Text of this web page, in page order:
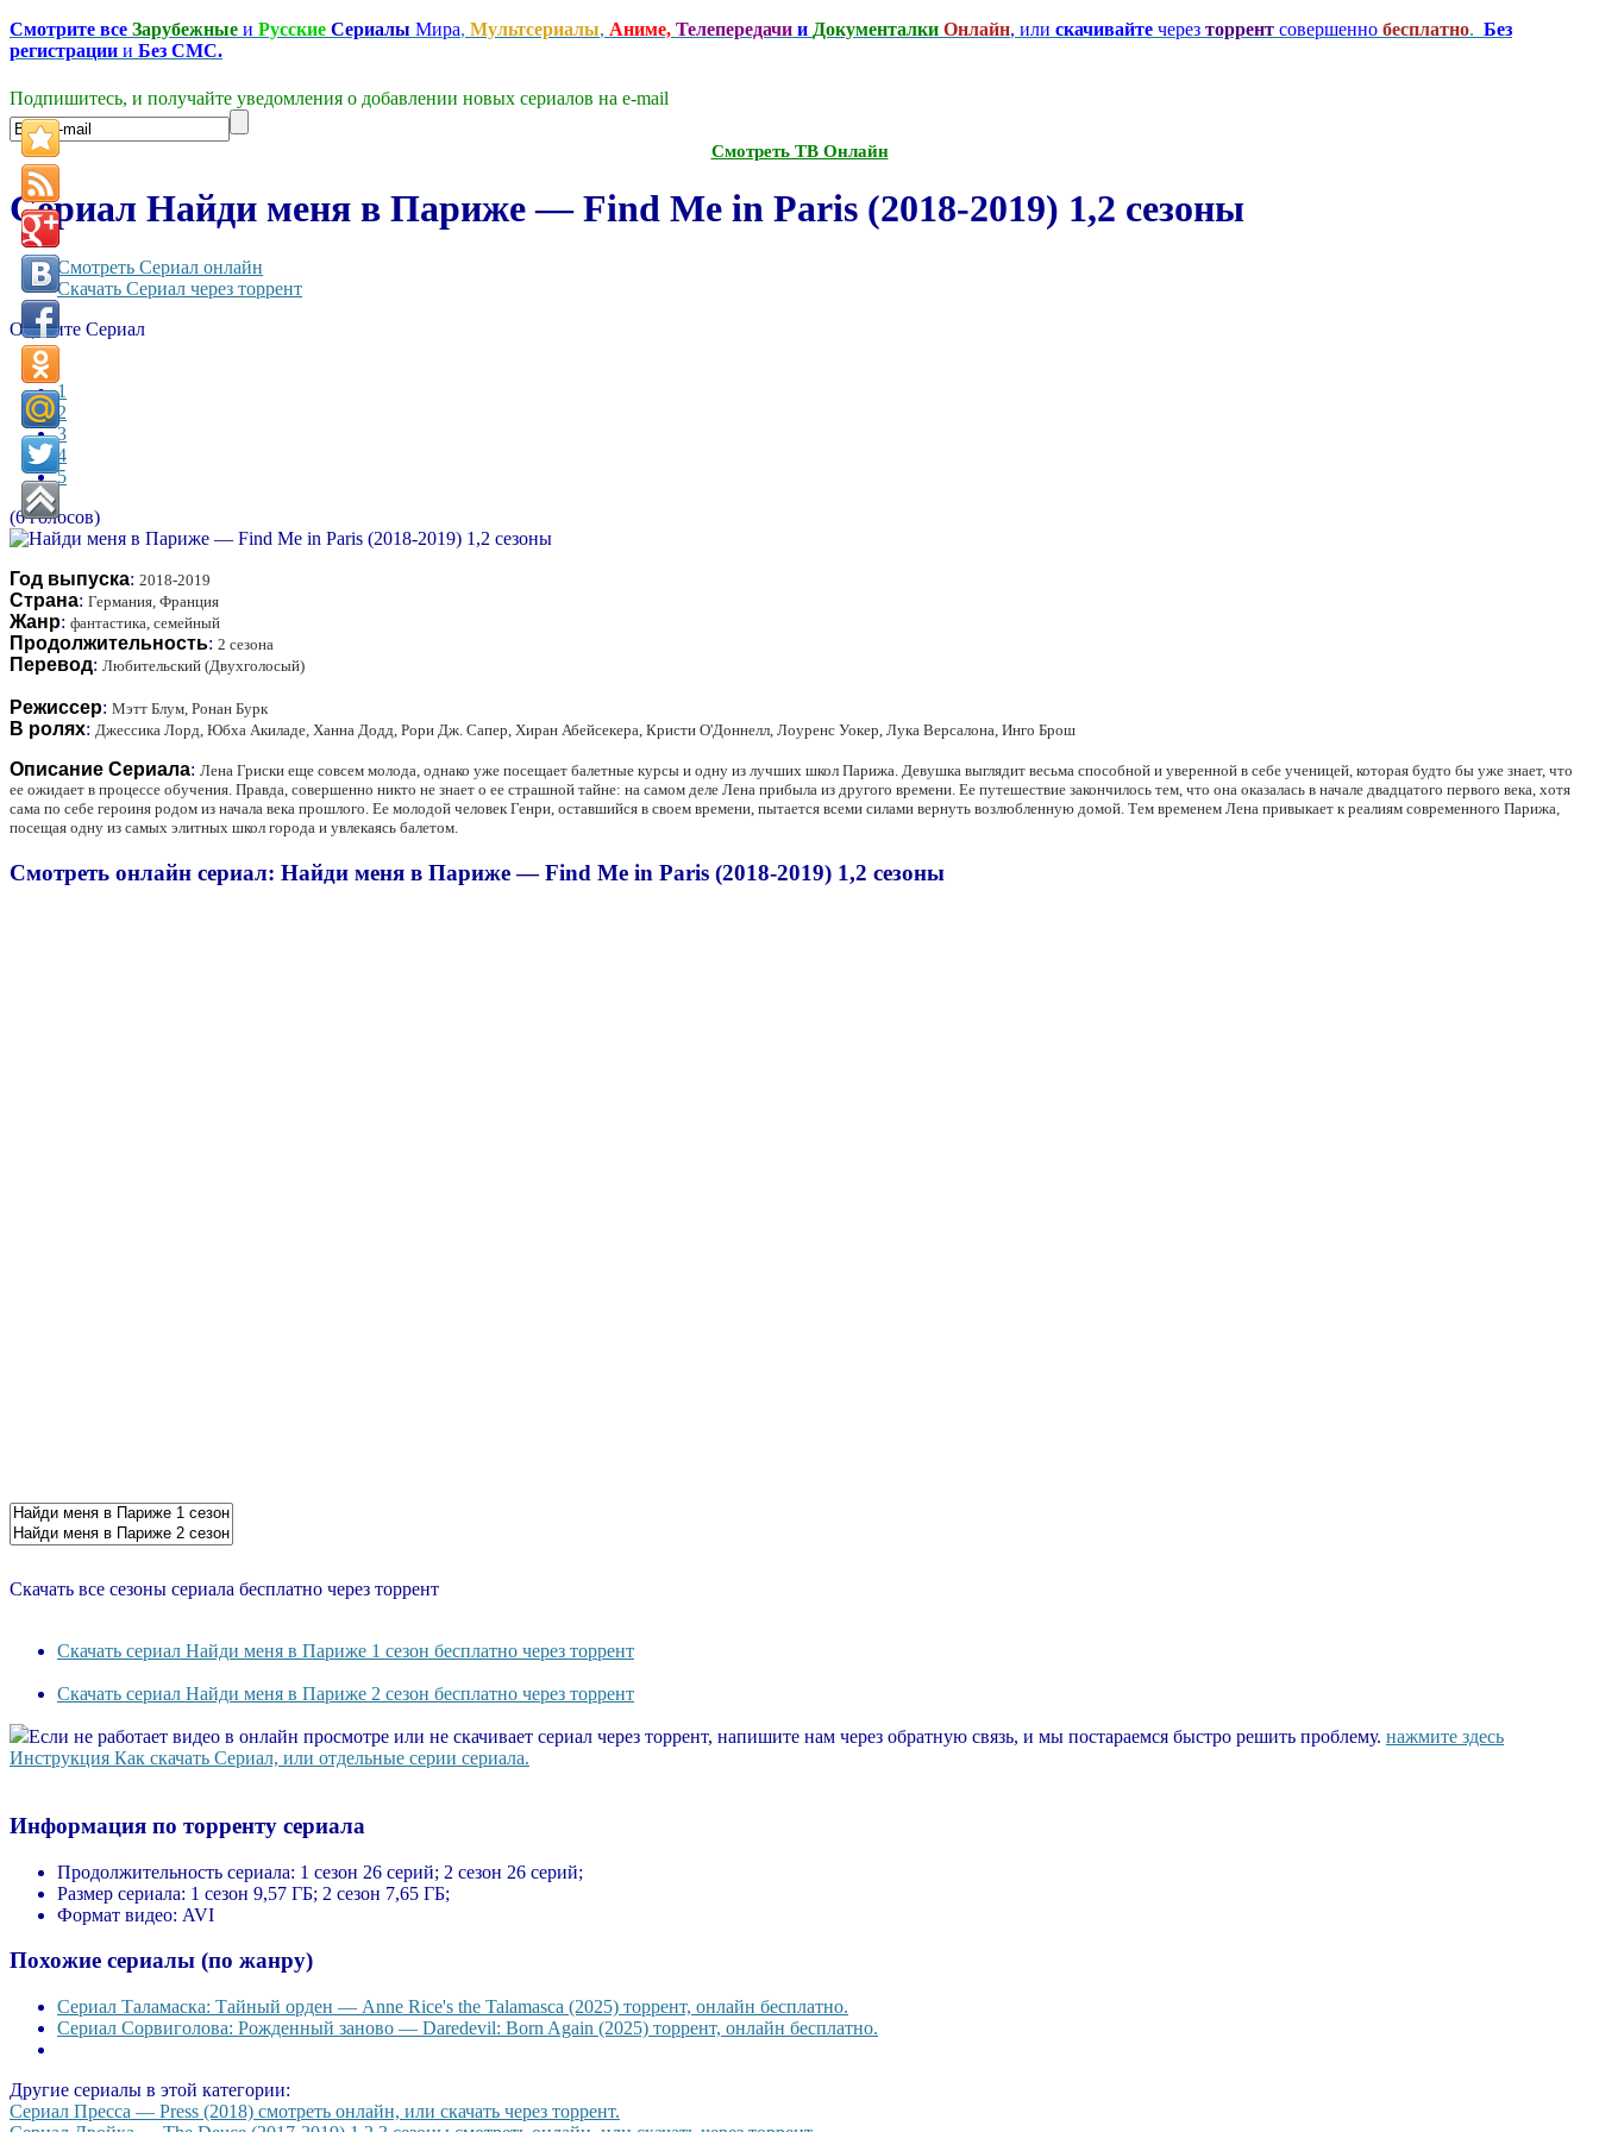
Смотрите все Зарубежные и Русские Сериалы Мира, Мультсериалы, Аниме, Телепередачи и Документалки Онлайн, или скачивайте через торрент совершенно бесплатно. Без
регистрации и Без СМС.
Подпишитесь, и получайте уведомления о добавлении новых сериалов на e-mаil
Смотреть ТВ Онлайн
Сериал Найди меня в Париже — Find Me in Paris (2018-2019) 1,2 сезоны
Смотреть Сериал онлайн
Скачать Сериал через торрент
Оцените Сериал
1
2
3
4
5
(6 голосов)
Год выпуска: 2018-2019
Страна: Германия, Франция
Жанр: фантастика, семейный
Продолжительность: 2 сезона
Перевод: Любительский (Двухголосый)
Режиссер: Мэтт Блум, Ронан Бурк
В ролях: Джессика Лорд, Юбха Акиладе, Ханна Додд, Рори Дж. Сапер, Хиран Абейсекера, Кристи О'Доннелл, Лоуренс Уокер, Лука Версалона, Инго Брош
Описание Сериала: Лена Гриски еще совсем молода, однако уже посещает балетные курсы и одну из лучших школ Парижа. Девушка выглядит весьма способной и уверенной в себе ученицей, которая будто бы уже знает, что
ее ожидает в процессе обучения. Правда, совершенно никто не знает о ее страшной тайне: на самом деле Лена прибыла из другого времени. Ее путешествие закончилось тем, что она оказалась в начале двадцатого первого века, хотя
сама по себе героиня родом из начала века прошлого. Ее молодой человек Генри, оставшийся в своем времени, пытается всеми силами вернуть возлюбленную домой. Тем временем Лена привыкает к реалиям современного Парижа,
посещая одну из самых элитных школ города и увлекаясь балетом.
Смотреть онлайн сериал: Найди меня в Париже — Find Me in Paris (2018-2019) 1,2 сезоны
Скачать все сезоны сериала бесплатно через торрент
Скачать сериал Найди меня в Париже 1 сезон бесплатно через торрент
Скачать сериал Найди меня в Париже 2 сезон бесплатно через торрент
Если не работает видео в онлайн просмотре или не скачивает сериал через торрент, напишите нам через обратную связь, и мы постараемся быстро решить проблему. нажмите здесь
Инструкция Как скачать Сериал, или отдельные серии сериала.
Информация по торренту сериала
Продолжительность сериала: 1 сезон 26 серий; 2 сезон 26 серий;
Размер сериала: 1 сезон 9,57 ГБ; 2 сезон 7,65 ГБ;
Формат видео: AVI
Похожие сериалы (по жанру)
Сериал Таламаска: Тайный орден — Anne Rice's the Talamasca (2025) торрент, онлайн бесплатно.
Сериал Сорвиголова: Рожденный заново — Daredevil: Born Again (2025) торрент, онлайн бесплатно.
Другие сериалы в этой категории:
Сериал Пресса — Press (2018) смотреть онлайн, или скачать через торрент.